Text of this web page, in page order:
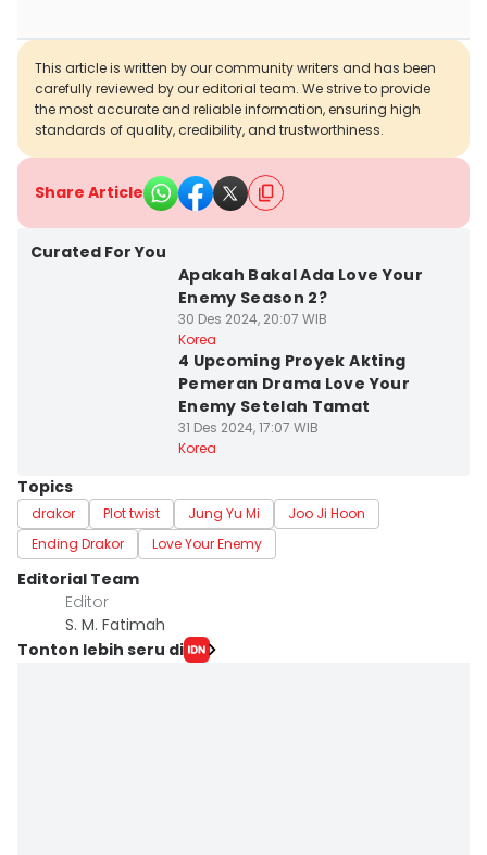
This article is written by our community writers and has been
carefully reviewed by our editorial team. We strive to provide
the most accurate and reliable information, ensuring high
standards of quality, credibility, and trustworthiness.
Share Article
Curated For You
Apakah Bakal Ada Love Your
Enemy Season 2?
30 Des 2024, 20:07 WIB
Korea
4 Upcoming Proyek Akting
Pemeran Drama Love Your
Enemy Setelah Tamat
31 Des 2024, 17:07 WIB
Korea
Topics
drakor Plot twist Jung Yu Mi
Joo Ji Hoon
Ending Drakor
Love Your Enemy
Editorial Team
Editor
S. M. Fatimah
Tonton lebih seru di